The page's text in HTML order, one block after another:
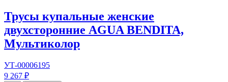
Трусы купальные женские
двухсторонние AGUA BENDITA,
Мультиколор
УТ-00006195
9 267 ₽